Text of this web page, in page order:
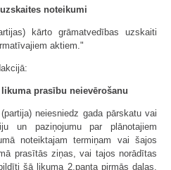
noteikumi
kārto grāmatvedības uzskaiti
aktiem."
prasību neievērošanu
neiesniedz gada pārskatu vai
un paziņojumu par plānotajiem
noteiktajam termiņam vai šajos
prasītās ziņas, vai tajos norādītas
šā likuma 2.panta pirmās daļas,